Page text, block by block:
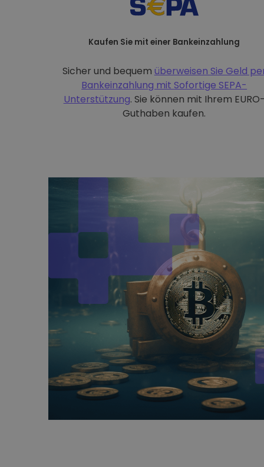
Kaufen Sie mit einer Bankeinzahlung
Sicher und bequem überweisen Sie Geld
Bankeinzahlung mit Sofortige SEPA-
Unterstützung. Sie können mit Ihrem
Guthaben kaufen.